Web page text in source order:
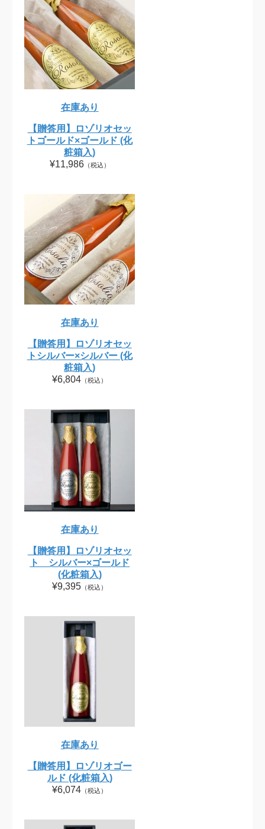
在庫あり
【贈答用】ロゾリオセッ
トゴールド×ゴールド (化
粧箱入)
¥11,986（税込）
在庫あり
【贈答用】ロゾリオセッ
トシルバー×シルバー (化
粧箱入)
¥6,804 （税込）
在庫あり
【贈答用】ロゾリオセッ
ト シルバー×ゴールド
(化粧箱入)
¥9,395 （税込）
在庫あり
【贈答用】ロゾリオゴー
ルド (化粧箱入)
¥6,074 （税込）